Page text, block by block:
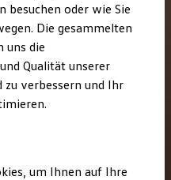
besuchen oder wie Sie
Die gesammelten
uns die
Qualität unserer
verbessern und Ihr
um Ihnen auf Ihre